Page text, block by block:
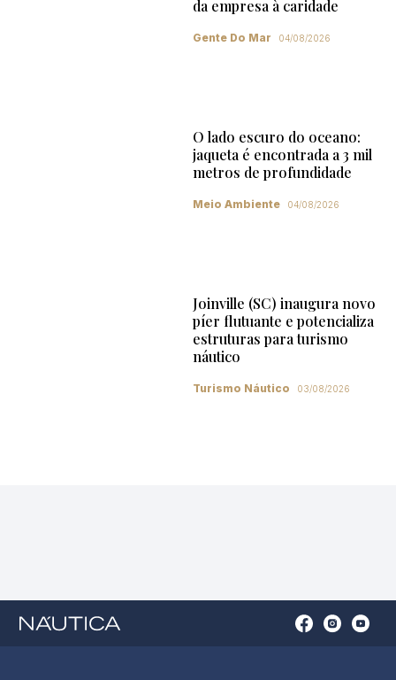
da empresa à caridade
Gente Do Mar 04/08/2026
O lado escuro do oceano:
jaqueta é encontrada a 3 mil
metros de profundidade
Meio Ambiente 04/08/2026
Joinville (SC) inaugura novo
píer flutuante e potencializa
estruturas para turismo
náutico
Turismo Náutico 03/08/2026
OpenOpenOpen